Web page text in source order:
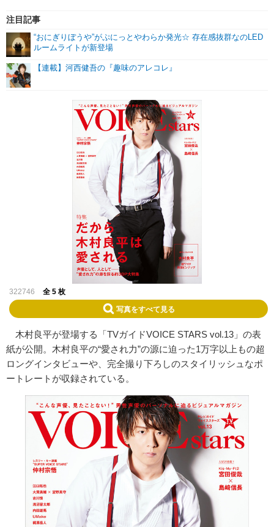
注目記事
“おにぎりぼうや”がぷにっとやわらか発光☆ 存在感抜群なのLED
ルームライトが新登場
【連載】河西健吾の『趣味のアレコレ』
322746 全 5 枚
写真をすべて見る
木村良平が登場する「TVガイドVOICE STARS vol.13」の表
紙が公開。木村良平の“愛され力”の源に迫った1万字以上もの超
ロングインタビューや、完全撮り下ろしのスタイリッシュなポ
ートレートが収録されている。